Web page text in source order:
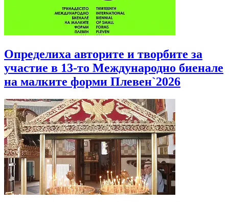
Определиха авторите и творбите за
участие в 13-то Международно биенале
на малките форми Плевен`2026